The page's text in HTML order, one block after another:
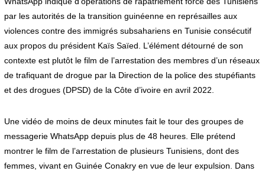
2
0
2
par les autorités de la transition guinéenne en représailles aux
violences contre des immigrés subsahariens en Tunisie consécutif
aux propos du président Kaïs Saïed. L’élément détourné de son
contexte est plutôt le film de l’arrestation des membres d’un réseaux
de trafiquant de drogue par la Direction de la police des stupéfiants
et des drogues (DPSD) de la Côte d’ivoire en avril 2022.
Une vidéo de moins de deux minutes fait le tour des groupes de
messagerie WhatsApp depuis plus de 48 heures. Elle prétend
montrer le film de l’arrestation de plusieurs Tunisiens, dont des
femmes, vivant en Guinée Conakry en vue de leur expulsion. Dans